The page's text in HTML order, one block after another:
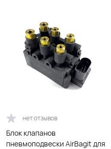
нет отзывов
Блок клапанов
пневмоподвески AirBagit для